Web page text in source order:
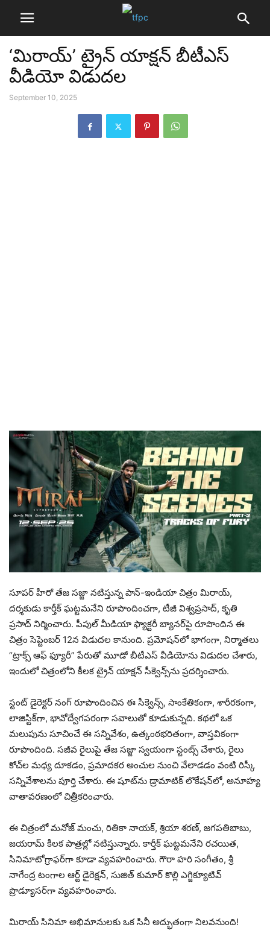
‘మిరాయ్’ ట్రైన్ యాక్షన్ బీటీఎస్
వీడియో విడుదల
September 10, 2025
సూపర్ హీరో తేజ సజ్జా నటిస్తున్న పాన్-ఇండియా చిత్రం మిరాయ్,
దర్శకుడు కార్తీక్ ఘట్టమనేని రూపొందించగా, టీజీ విశ్వప్రసాద్, కృతి
ప్రసాద్ నిర్మించారు. పీపుల్ మీడియా ఫ్యాక్టరీ బ్యానర్‌పై రూపొందిన ఈ
చిత్రం సెప్టెంబర్ 12న విడుదల కానుంది. ప్రమోషన్‌లో భాగంగా, నిర్మాతలు
“ట్రాక్స్ ఆఫ్ ఫ్యూరీ” పేరుతో మూడో బీటీఎస్ వీడియోను విడుదల చేశారు,
ఇందులో చిత్రంలోని కీలక ట్రైన్ యాక్షన్ సీక్వెన్స్‌ను ప్రదర్శించారు.
స్టంట్ డైరెక్టర్ నంగ్ రూపొందించిన ఈ సీక్వెన్స్, సాంకేతికంగా, శారీరకంగా,
లాజిస్టిక్‌గా, భావోద్వేగపరంగా సవాలుతో కూడుకున్నది. కథలో ఒక
మలుపును సూచించే ఈ సన్నివేశం, ఉత్కంఠభరితంగా, వాస్తవికంగా
రూపొందింది. సజీవ రైలుపై తేజ సజ్జా స్వయంగా స్టంట్స్ చేశారు, రైలు
కోచ్‌ల మధ్య దూకడం, ప్రమాదకర అంచుల నుంచి వేలాడడం వంటి రిస్కీ
సన్నివేశాలను పూర్తి చేశారు. ఈ షూట్‌ను డ్రామాటిక్ లొకేషన్‌లో, అనూహ్య
వాతావరణంలో చిత్రీకరించారు.
ఈ చిత్రంలో మనోజ్ మంచు, రితికా నాయక్, శ్రియా శరణ్, జగపతిబాబు,
జయరామ్ కీలక పాత్రల్లో నటిస్తున్నారు. కార్తీక్ ఘట్టమనేని రచయిత,
సినిమాటోగ్రాఫర్‌గా కూడా వ్యవహరించారు. గౌరా హరి సంగీతం, శ్రీ
నాగేంద్ర టంగాల ఆర్ట్ డైరెక్షన్, సుజిత్ కుమార్ కొల్లి ఎగ్జిక్యూటివ్
ప్రొడ్యూసర్‌గా వ్యవహరించారు.
మిరాయ్ సినిమా అభిమానులకు ఒక సినీ అద్భుతంగా నిలవనుంది!